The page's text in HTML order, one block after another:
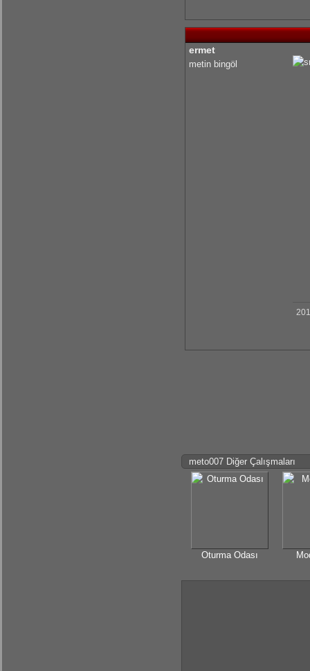
ermet
metin bingöl
meto007 Diğer Çalışmaları
Oturma Odası